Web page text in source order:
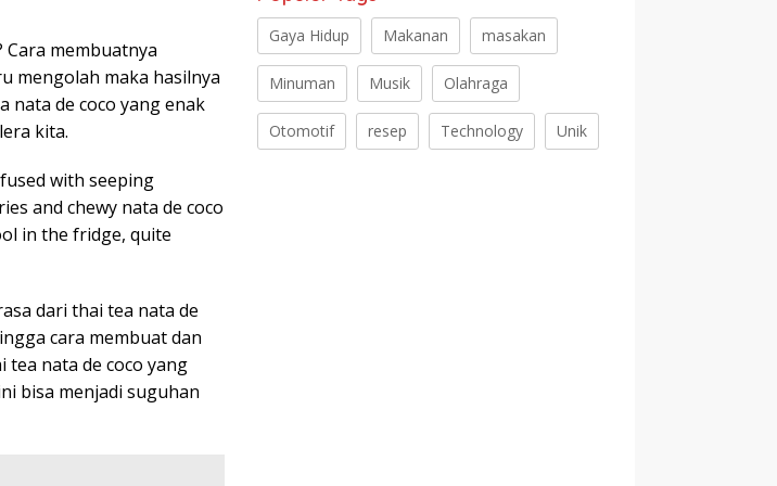
Cara membuatnya
mengolah maka hasilnya
nata de coco yang enak
kita.
with seeping
and chewy nata de coco
in the fridge, quite
dari thai tea nata de
cara membuat dan
nata de coco yang
bisa menjadi suguhan
Gaya Hidup Makanan masakan
Minuman Musik Olahraga
Otomotif resep Technology Unik